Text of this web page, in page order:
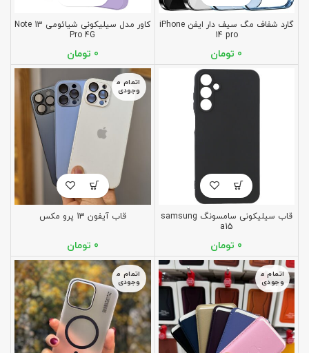
گارد شفاف مگ سیف دار ایفن iPhone
14 pro
تومان
کاور مدل سیلیکونی شیائومی Note 13
Pro 4G
تومان
قاب سیلیکونی سامسونگ samsung
a15
تومان
اتمام م
وجودی
قاب آیفون 13 پرو مکس
تومان
اتمام م
وجودی
اتمام م
وجودی